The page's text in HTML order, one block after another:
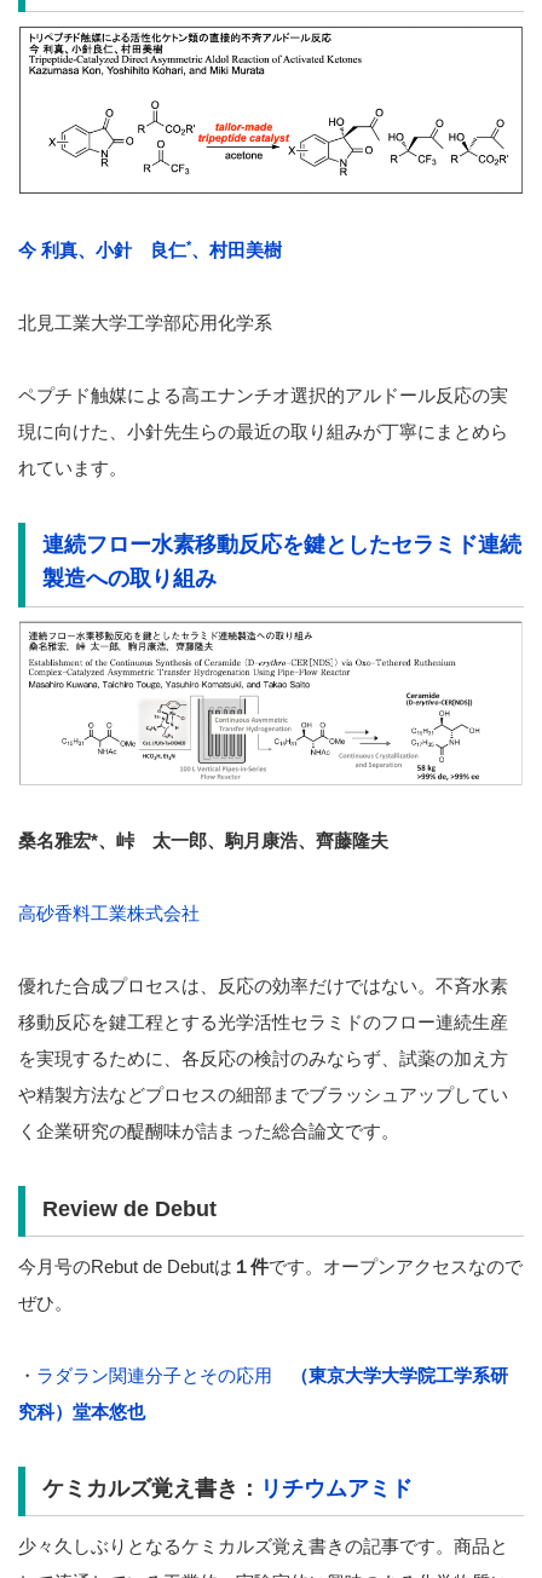
今 利真、小針 良仁*、村田美樹
北見工業大学工学部応用化学系
ペプチド触媒による高エナンチオ選択的アルドール反応の実
現に向けた、小針先生らの最近の取り組みが丁寧にまとめら
れています。
連続フロー水素移動反応を鍵としたセラミド連続
製造への取り組み
桑名雅宏*、峠 太一郎、駒月康浩、齊藤隆夫
高砂香料工業株式会社
優れた合成プロセスは、反応の効率だけではない。不斉水素
移動反応を鍵工程とする光学活性セラミドのフロー連続生産
を実現するために、各反応の検討のみならず、試薬の加え方
や精製方法などプロセスの細部までブラッシュアップしてい
く企業研究の醍醐味が詰まった総合論文です。
Review de Debut
今月号のRebut de Debutは １件です。オープンアクセスなので
ぜひ。
・ ラダラン関連分子とその応用
（東京大学大学院工学系研
究科）堂本悠也
ケミカルズ覚え書き： リチウムアミド
少々久しぶりとなるケミカルズ覚え書きの記事です。商品と